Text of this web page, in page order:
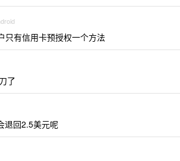
有信用卡预授权一个方法
了
退回2.5美元呢